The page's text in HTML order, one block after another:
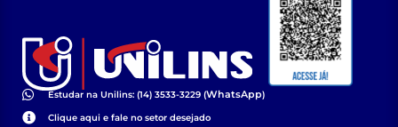
Estudar na Unilins: (14) 3533-3229 (WhatsApp)
Clique aqui e fale no setor desejado